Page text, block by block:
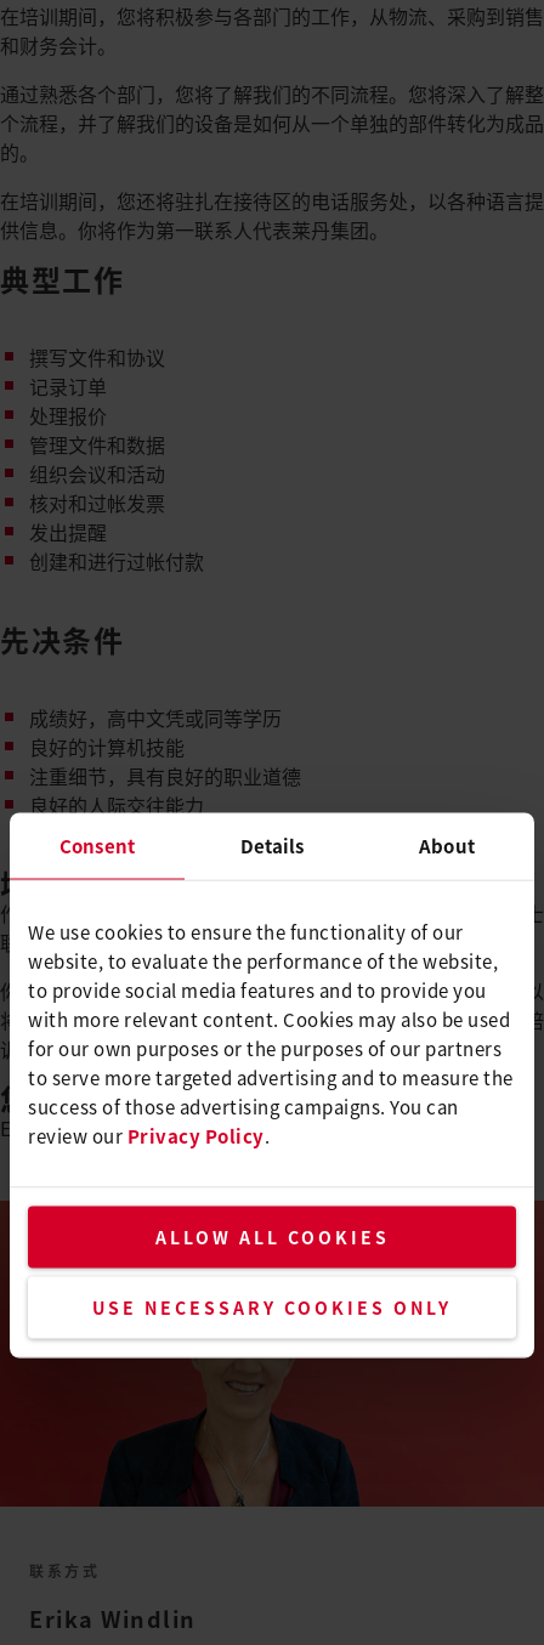
Consent Details About
We use cookies to ensure the functionality of our
website, to evaluate the performance of the website,
to provide social media features and to provide you
with more relevant content. Cookies may also be used
for our own purposes or the purposes of our partners
to serve more targeted advertising and to measure the
success of those advertising campaigns. You can
review our Privacy Policy.
ALLOW ALL COOKIES
USE NECESSARY COOKIES ONLY
在培训期间，您将积极参与各部门的工作，从物流、采购到销售
和财务会计。
通过熟悉各个部门，您将了解我们的不同流程。您将深入了解整
个流程，并了解我们的设备是如何从一个单独的部件转化为成品
的。
在培训期间，您还将驻扎在接待区的电话服务处，以各种语言提
供信息。你将作为第一联系人代表莱丹集团。
典型工作
撰写文件和协议
记录订单
处理报价
管理文件和数据
组织会议和活动
核对和过帐发票
发出提醒
创建和进行过帐付款
先决条件
成绩好，高中文凭或同等学历
良好的计算机技能
注重细节，具有良好的职业道德
良好的人际交往能力
培训时间
作为瑞士认证行政助理的基本培训需要三年时间，最后获得瑞士
联邦职业教育和培训文凭。
你的三年培训计划将与你的学校时间安排相一致，这样你就可以
将课程的理论和实践内容结合起来。在学习结束后，由于您在培
训期间所学到的技能，您将处于成功进入就业市场的理想位置。
您是否有兴趣参加试听课程？
Erika Windlin期待您的联系。
联系方式
Erika Windlin